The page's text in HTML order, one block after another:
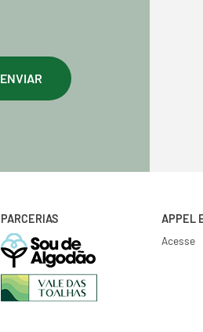
ENVIAR
PARCERIAS
APPEL
Acesse